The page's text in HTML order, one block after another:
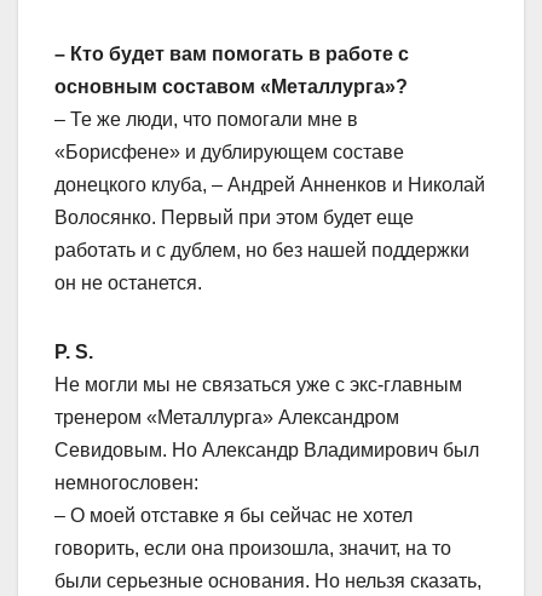
– Кто будет вам помогать в работе с
основным составом «Металлурга»?
– Те же люди, что помогали мне в
«Борисфене» и дублирующем составе
донецкого клуба, – Андрей Анненков и Николай
Волосянко. Первый при этом будет еще
работать и с дублем, но без нашей поддержки
он не останется.
P. S.
Не могли мы не связаться уже с экс-главным
тренером «Металлурга» Александром
Севидовым. Но Александр Владимирович был
немногословен:
– О моей отставке я бы сейчас не хотел
говорить, если она произошла, значит, на то
были серьезные основания. Но нельзя сказать,